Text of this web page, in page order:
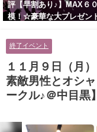
評【早割あり♪】MAX６
模！☆豪華な大プレゼン
男性とオシャレ好きで落
大人女性の既婚者限定ビ
ティー♪＠茶屋町】
終了イベント
１１月９日（月
素敵男性とオシ
ークル♪＠中目黒】